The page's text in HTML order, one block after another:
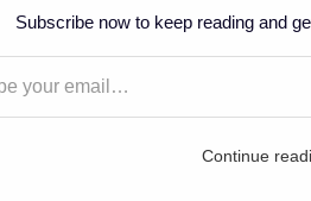
Subscribe now to keep reading and
Continue